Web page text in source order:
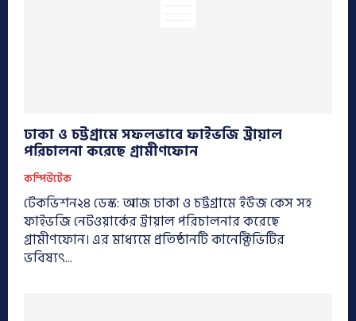
ঢাকা ও চট্টগ্রামে সফলভাবে ফাইভজি ট্রায়াল
পরিচালনা করেছে গ্রামীণফোন
কম্পিউটেক
টেকভিশন২৪ ডেস্ক: আজ ঢাকা ও চট্টগ্রামে ইউজ কেস সহ
ফাইভজি নেটওয়ার্কের ট্রায়াল পরিচালনার করেছে
গ্রামীণফোন। এর মাধ্যমে প্রতিষ্ঠানটি কানেক্টিভিটির
ভবিষ্যৎ...